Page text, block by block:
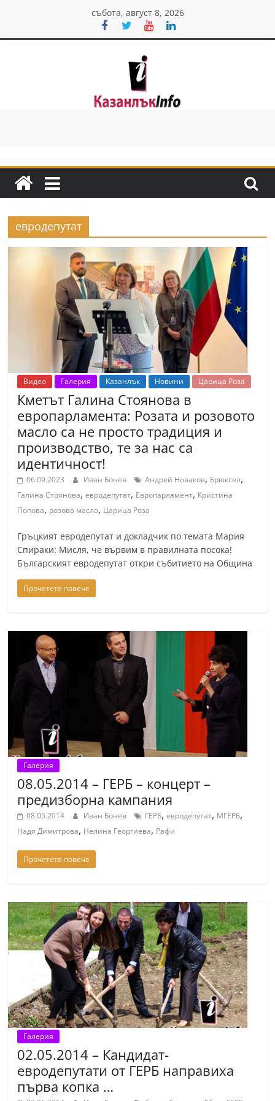
content
събота, август 8, 2026
Казанлък
Н
в
и
н
и
о
т
К
а
з
а
н
л
ъ
к
и
о
б
л
а
т
С
т
а
а
–
a
z
a
n
l
a
.
i
n
f
o
k
a
a
n
l
евродепутат
Видео Галерия Казанлък Новини Царица Роза
Кметът Галина Стоянова в
европарламента: Розата и розовото
масло са не просто традиция и
производство, те за нас са
идентичност!
06.09.2023 Иван Бонев Андрей Новаков, Брюксел,
Галина Стоянова,евродепутат, Европарламент, Кристина
Попова, розово масло, Царица Роза
Гръцкият евродепутат и докладчик по темата Мария
Спираки: Мисля, че вървим в правилната посока!
Българският евродепутат откри събитието на Община
Прочетете повече
Галерия
08.05.2014 – ГЕРБ – концерт –
предизборна кампания
08.05.2014 Иван Бонев ГЕРБ,евродепутат, МГЕРБ,
Надя Димитрова, Нелина Георгиева, Рафи
Прочетете повече
Галерия
02.05.2014 – Кандидат-
евродепутати от ГЕРБ направиха
първа копка …